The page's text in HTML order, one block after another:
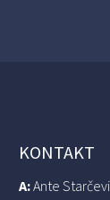
KONTAKT
A:Ante